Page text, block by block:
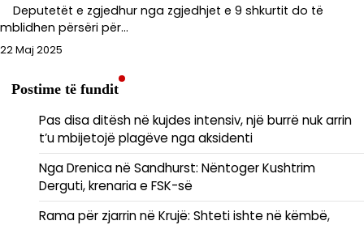
Deputetët e zgjedhur nga zgjedhjet e 9 shkurtit do të
mblidhen përsëri për…
22 Maj 2025
Postime të fundit
Pas disa ditësh në kujdes intensiv, një burrë nuk arrin
t’u mbijetojë plagëve nga aksidenti
Nga Drenica në Sandhurst: Nëntoger Kushtrim
Derguti, krenaria e FSK-së
Rama për zjarrin në Krujë: Shteti ishte në këmbë,